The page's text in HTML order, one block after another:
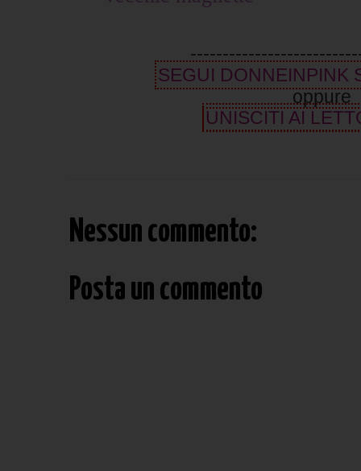
SEGUI DONNEINPINK
oppure
UNISCITI AI
Nessun commento:
Posta un commento